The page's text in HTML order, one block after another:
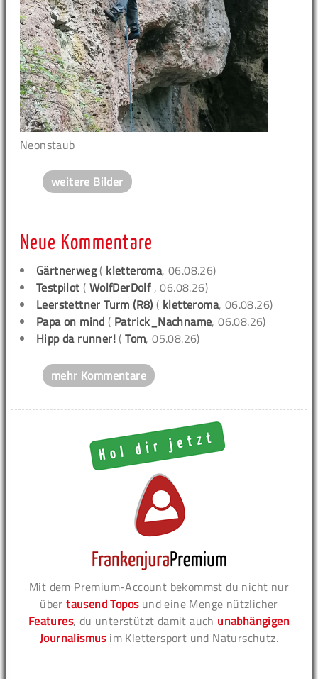
Neonstaub
weitere Bilder
Neue Kommentare
Gärtnerweg( kletteroma, 06.08.26)
Testpilot ( WolfDerDolf , 06.08.26)
Leerstettner Turm (R8) ( kletteroma, 06.08.26)
Papa on mind ( Patrick_Nachname, 06.08.26)
Hipp da runner! (Tom, 05.08.26)
mehr Kommentare
Mit dem Premium-Account bekommst du nicht nur
übertausend Toposund eine Menge nützlicher
Features, du unterstützt damit auch unabhängigen
Journalismusim Klettersport und Naturschutz.